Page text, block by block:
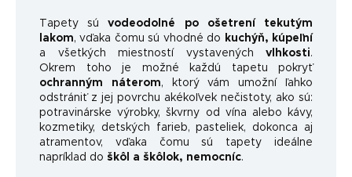
Tapety súvodeodolné po ošetrení tekutým
lakom, vďaka čomu sú vhodné do
kuchýň, kúpeľní
a všetkých miestností vystavených vlhkosti.
Okrem toho je možné každú tapetu pokryť
ochranným náterom, ktorý vám umožní ľahko
odstrániť z jej povrchu akékoľvek nečistoty, ako sú:
potravinárske výrobky, škvrny od vína alebo kávy,
kozmetiky, detských farieb, pasteliek, dokonca aj
atramentov, vďaka čomu sú tapety ideálne
napríklad do škôl a škôlok, nemocníc.